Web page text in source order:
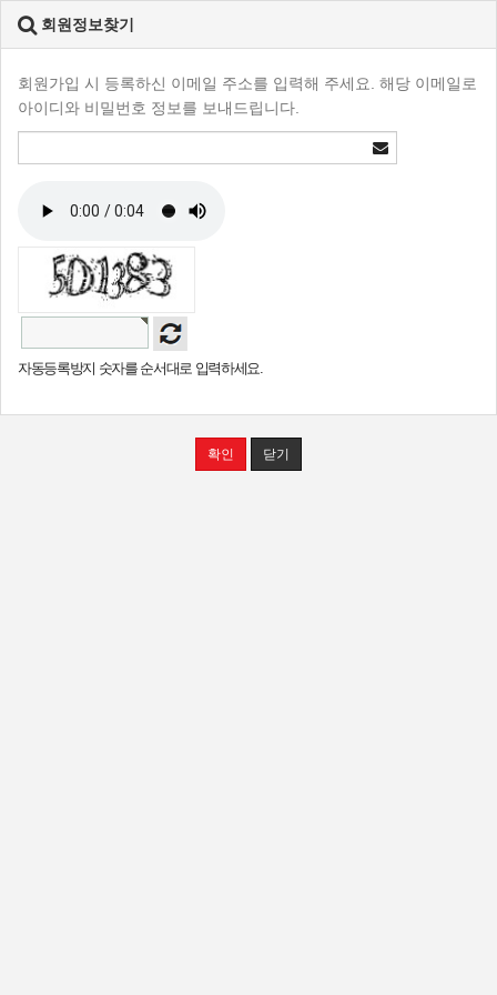
회원정보찾기
회원가입 시 등록하신 이메일 주소를 입력해 주세요. 해당 이메일로
아이디와 비밀번호 정보를 보내드립니다.
자동등록방지 숫자를 순서대로 입력하세요.
확인 닫기